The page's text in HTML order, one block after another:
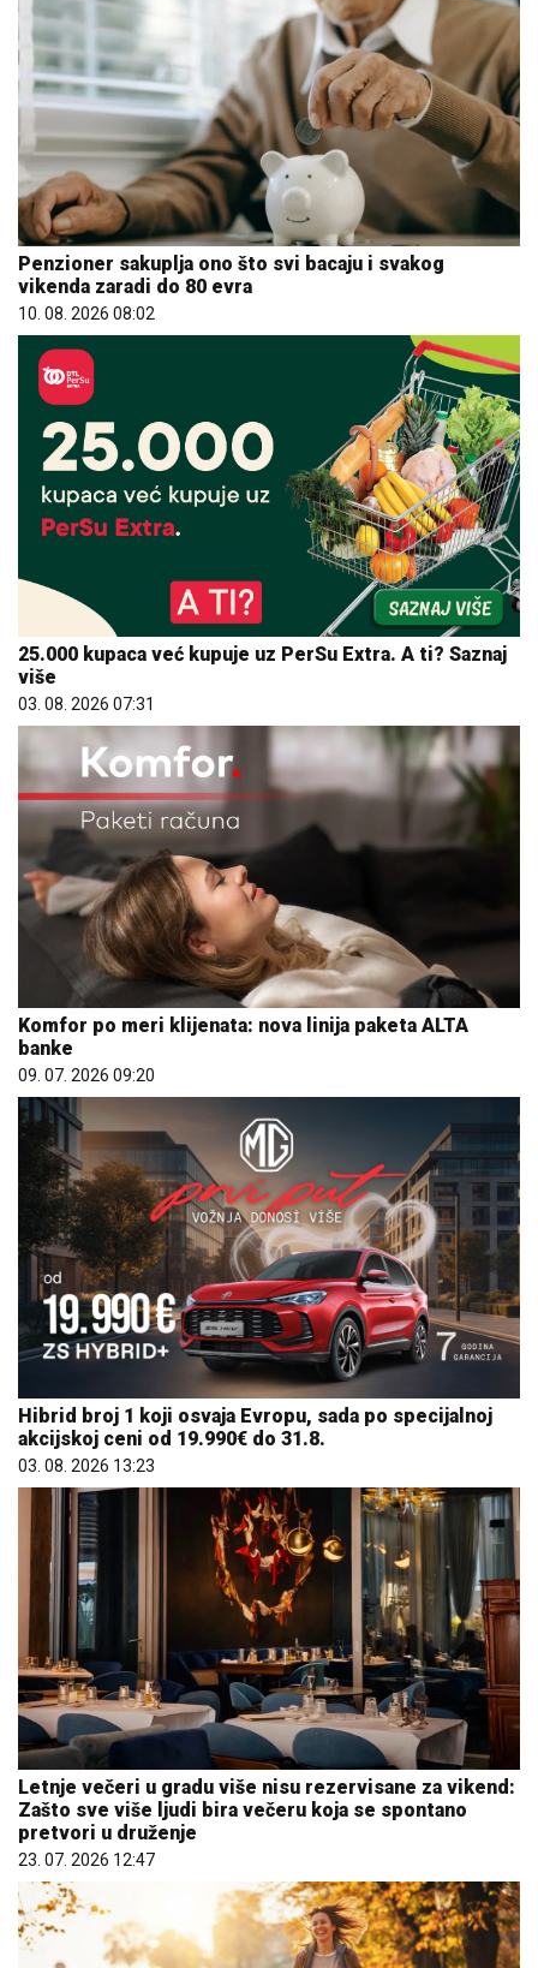
Penzioner sakuplja ono što svi bacaju i svakog
vikenda zaradi do 80 evra
10. 08. 2026 08:02
25.000 kupaca već kupuje uz PerSu Extra. A ti? Saznaj
više
03. 08. 2026 07:31
Komfor po meri klijenata: nova linija paketa ALTA
banke
09. 07. 2026 09:20
Hibrid broj 1 koji osvaja Evropu, sada po specijalnoj
akcijskoj ceni od 19.990€ do 31.8.
03. 08. 2026 13:23
Letnje večeri u gradu više nisu rezervisane za vikend:
Zašto sve više ljudi bira večeru koja se spontano
pretvori u druženje
23. 07. 2026 12:47